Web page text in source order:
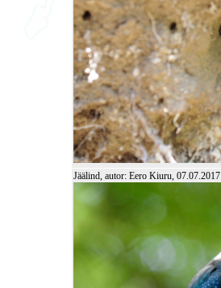
Jäälind, autor: Eero Kiuru, 07.07.2017